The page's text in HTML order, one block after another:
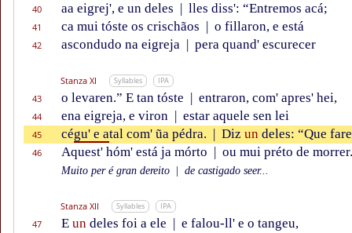
40 aa eigrej', e un deles | lles diss': “Entremos acá;
41 ca mui tóste os crischãos | o fillaron, e está
42 ascondudo na eigreja | pera quand' escurecer
Stanza XI Syllables IPA
43 o levaren.” E tan tóste | entraron, com' apres' hei,
44 ena eigreja, e viron | estar aquele sen lei
45 cégu' e atal com' ũa pédra. | Diz un deles: “Que
46 Aquest' hóm' está ja mórto | ou mui préto de
Muito per é gran dereito de castigado seer...
Stanza XII Syllables IPA
47 E un deles foi a ele | e falou-ll' e o tangeu,